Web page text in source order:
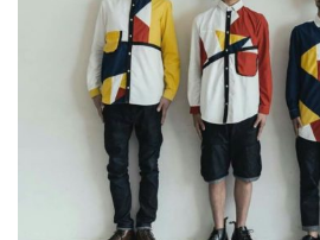
YOKOHAMA
Grassroots
分・